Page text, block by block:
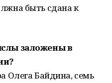
быть сдана к
заложены в
Олега Байдина, семь